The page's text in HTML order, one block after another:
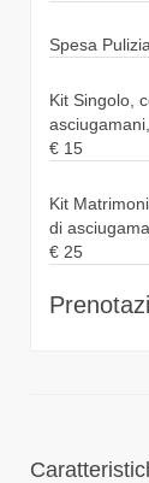
Spesa
Kit Singolo,
€ 15
Kit
di
€ 25